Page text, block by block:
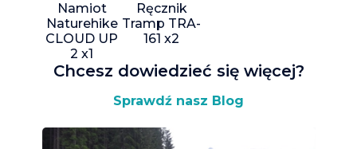
Namiot
Naturehike
CLOUD UP
2 x1
Ręcznik
Tramp TRA-
161 x2
Chcesz dowiedzieć się więcej?
Sprawdź nasz Blog